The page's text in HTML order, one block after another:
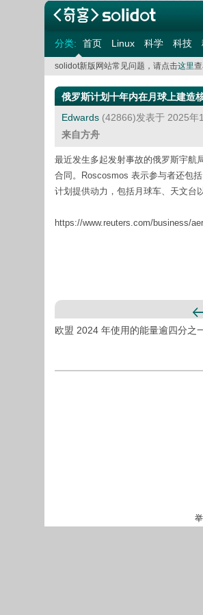
分类: 首页 Linux 科学 科技
solidot新版网站常见问题，请点击这里查
俄罗斯计划十年内在月球上建造
Edwards(42866)发表于 2025年
来自方舟
最近发生多起发射事故的俄罗斯宇航
合同。Roscosmos 表示参与者还包
计划提供动力，包括月球车、天文台
https://www.reuters.com/business/
欧盟 2024 年使用的能量逾四分之